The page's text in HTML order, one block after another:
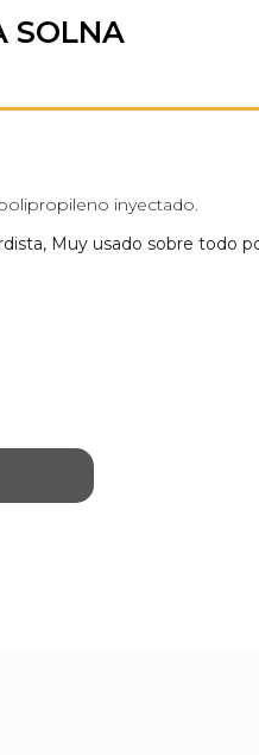
SOLNA
inyectado.
Muy usado sobre todo